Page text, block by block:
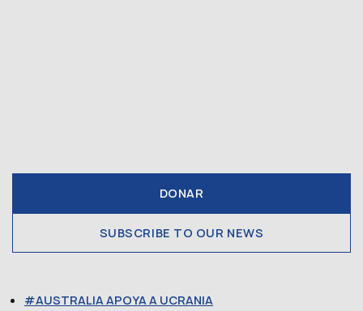
DONAR
SUBSCRIBE TO OUR NEWS
AUSTRALIA APOYA A UCRANIA